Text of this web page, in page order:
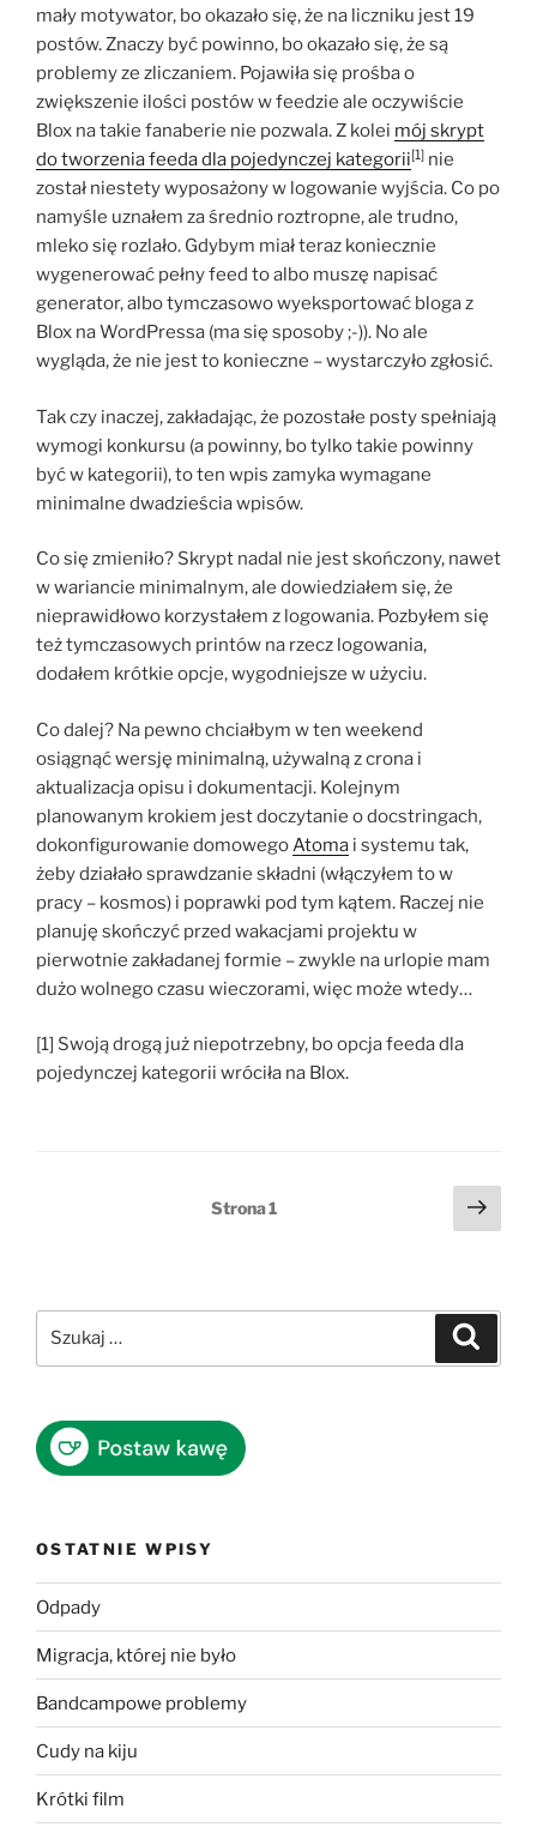
mały motywator, bo okazało się, że na liczniku jest 19
postów. Znaczy być powinno, bo okazało się, że są
problemy ze zliczaniem. Pojawiła się prośba o
zwiększenie ilości postów w feedzie ale oczywiście
Blox na takie fanaberie nie pozwala. Z kolei mój skrypt
do tworzenia feeda dla pojedynczej kategorii[1] nie
został niestety wyposażony w logowanie wyjścia. Co po
namyśle uznałem za średnio roztropne, ale trudno,
mleko się rozlało. Gdybym miał teraz koniecznie
wygenerować pełny feed to albo muszę napisać
generator, albo tymczasowo wyeksportować bloga z
Blox na WordPressa (ma się sposoby ;-)). No ale
wygląda, że nie jest to konieczne – wystarczyło zgłosić.
Tak czy inaczej, zakładając, że pozostałe posty spełniają
wymogi konkursu (a powinny, bo tylko takie powinny
być w kategorii), to ten wpis zamyka wymagane
minimalne dwadzieścia wpisów.
Co się zmieniło? Skrypt nadal nie jest skończony, nawet
w wariancie minimalnym, ale dowiedziałem się, że
nieprawidłowo korzystałem z logowania. Pozbyłem się
też tymczasowych printów na rzecz logowania,
dodałem krótkie opcje, wygodniejsze w użyciu.
Co dalej? Na pewno chciałbym w ten weekend
osiągnąć wersję minimalną, używalną z crona i
aktualizacja opisu i dokumentacji. Kolejnym
planowanym krokiem jest doczytanie o docstringach,
dokonfigurowanie domowegoAtoma i systemu tak,
żeby działało sprawdzanie składni (włączyłem to w
pracy – kosmos) i poprawki pod tym kątem. Raczej nie
planuję skończyć przed wakacjami projektu w
pierwotnie zakładanej formie – zwykle na urlopie mam
dużo wolnego czasu wieczorami, więc może wtedy…
[1] Swoją drogą już niepotrzebny, bo opcja feeda dla
pojedynczej kategorii wróciła na Blox.
Strona1
OSTATNIE WPISY
Odpady
Migracja, której nie było
Bandcampowe problemy
Cudy na kiju
Krótki film